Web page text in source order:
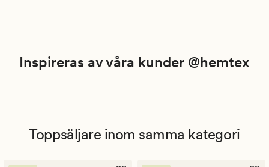
Inspireras av våra kunder @hemtex
Toppsäljare inom samma kategori